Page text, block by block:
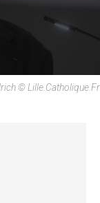
© Lille.catholique.fr